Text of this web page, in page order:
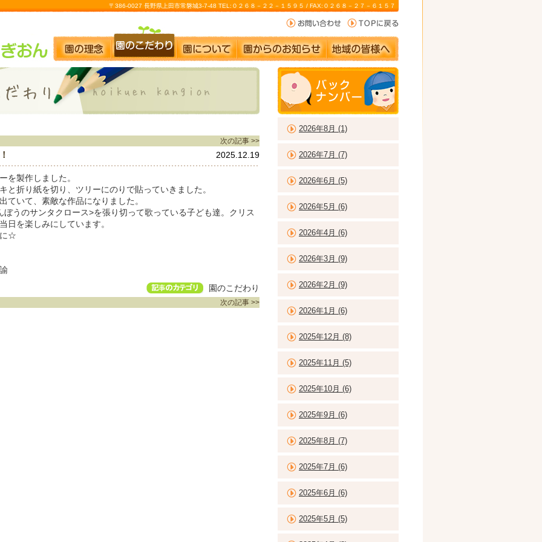
〒386-0027 長野県上田市常磐城3-7-48 TEL:０２６８－２２－１５９５ / FAX:０２６８－２７－６１５７
次の記事 >>
2025.12.19
を製作しました。
と折り紙を切り、ツリーにのりで貼っていきました。
ていて、素敵な作品になりました。
うのサンタクロース>を張り切って歌っている子ども達。クリス
日を楽しみにしています。
に☆
園のこだわり
次の記事 >>
2026年8月 (1)
2026年7月 (7)
2026年6月 (5)
2026年5月 (6)
2026年4月 (6)
2026年3月 (9)
2026年2月 (9)
2026年1月 (6)
2025年12月 (8)
2025年11月 (5)
2025年10月 (6)
2025年9月 (6)
2025年8月 (7)
2025年7月 (6)
2025年6月 (6)
2025年5月 (5)